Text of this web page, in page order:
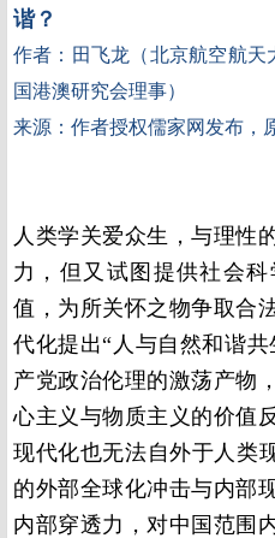
谐？
作者：田飞龙（北京航空航天
国港澳研究会理事）
来源：作者授权儒家网发布，
人类学关爱众生，与理性
力，但又试图提供社会
值，为所关怀之物争取合
代化提出“人与自然和谐
产党政治伦理的激荡产物
心主义与物质主义的价值
现代化也无法自外于人类
的外部全球化冲击与内部
内部穿透力，对中国范围